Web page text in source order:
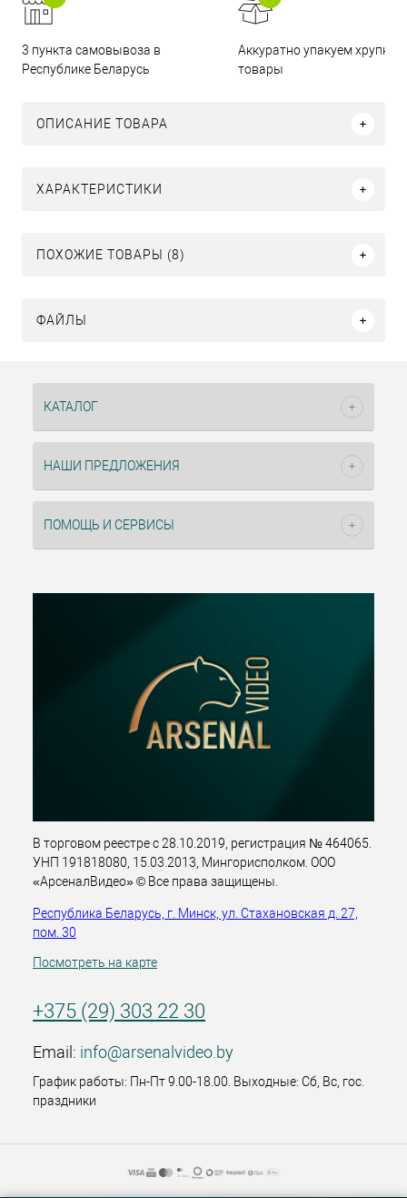
3 пункта самовывоза в
Республике Беларусь
Аккуратно упакуем хрупкие
товары
ОПИСАНИЕ ТОВАРА
ХАРАКТЕРИСТИКИ
ПОХОЖИЕ ТОВАРЫ (8)
ФАЙЛЫ
КАТАЛОГ
НАШИ ПРЕДЛОЖЕНИЯ
ПОМОЩЬ И СЕРВИСЫ
В торговом реестре с 28.10.2019, регистрация № 464065.
УНП 191818080, 15.03.2013, Мингорисполком. ООО
«АрсеналВидео» © Все права защищены.
Республика Беларусь, г. Минск, ул. Стахановская д. 27,
пом. 30
Посмотреть на карте
+375 (29) 303 22 30
Email: info@arsenalvideo.by
График работы: Пн-Пт 9.00-18.00. Выходные: Сб, Вс, гос.
праздники